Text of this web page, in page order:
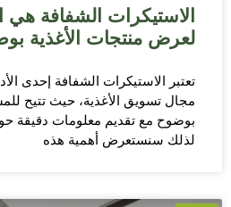
الاستيكرات الشفافة هي
لعرض منتجات الأغذية
تعتبر الاستيكرات الشفافة إحدى
مجال تسويق الأغذية، حيث تتيح
بوضوح مع تقديم معلومات دقيقة
لذلك سنستعرض أهمية هذه